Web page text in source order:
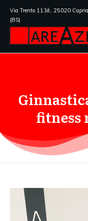
Via Trento 113/c, 25020
(BS)
fitness